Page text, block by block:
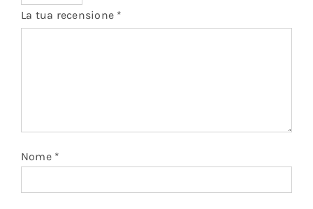
La tua recensione *
Nome *